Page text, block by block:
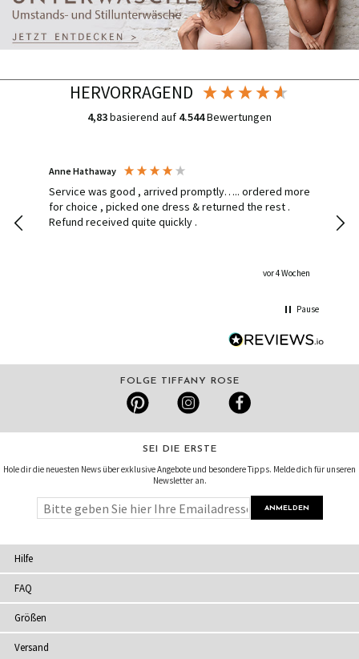
HERVORRAGEND
4,83basierend auf 4.544Bewertungen
Anne Hathaway
Service was good , arrived promptly….. ordered more
for choice , picked one dress & returned the rest .
Refund received quite quickly .
vor 4 Wochen
Pause
FOLGE TIFFANY ROSE
SEI DIE ERSTE
Hole dir die neuesten News über exklusive Angebote und besondere Tipps. Melde dich für unseren
Newsletter an.
Hilfe
FAQ
Größen
Versand